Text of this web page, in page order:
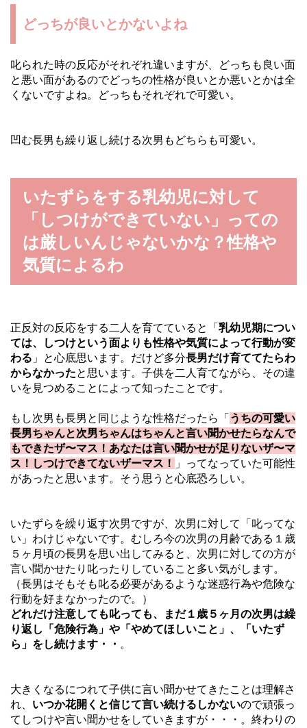
どっちが良いとかないよね
叱られた時の反応がそれぞれ違いますが、どっちも良い面
と悪い面があるのでどっちの性格が良いとか悪いとかは全
くないですよね。どっちもそれぞれで可愛い。
凹む長男も繰り返し続ける次男もどちらも可愛い。
いたずらをする乳幼児に対して
「しつけができていない」っての
は厳しいんじゃないかな？性格や
気質によるわ
正反対の反応をする二人を育てていると「 乳幼児期につい
ては、しつけという面よりも性格や気質によって行動が変
わる 」と心底思います。だけど多分長男だけ育ててたらわ
からなかったと思います。子供を二人育てながら、その違
いを見つめることによって知ったことです。
もし次男も長男と同じような性格だったら「 うちの可愛い
長男ちゃんと次男ちゃんはちゃんと言い聞かせたらなんで
もできたザ〜マス！あなたは言い聞かせが足りないザ〜マ
ス！しつけできてないザーマス！
」ってなっていた可能性
があったと思います。そう思うと心底恐ろしい。
いたずらを繰り返す次男ですが、次男に対して「叱ってな
い」わけじゃないです。むしろ今の次男の月齢である１歳
５ヶ月頃の長男を思い出してみると、次男に対しての方が
言い聞かせたり叱ったりしていること多い気がします。
（長男はそもそも叱る必要があるような迷惑行為や危険な
行動を好まなかったので。）
どれだけ注意しても叱っても、まだ１歳５ヶ月の次男は繰
り返し「危険行為」や「やめてほしいこと」、「いたず
ら」をし続けます・・ 。
大きくなるにつれて子供に言い聞かせてきたことは理解さ
れ、 いつか花開くと信じて言い続けるしかないので頑張っ
てしつけや言い聞かせをしていきますが・・・。終わりの